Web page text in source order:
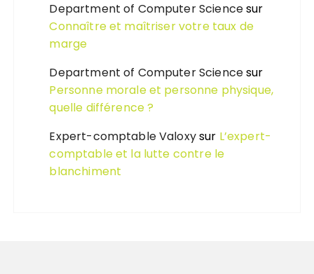
Department of Computer Sciencesur
Connaître et maîtriser votre taux de
marge
Department of Computer Sciencesur
Personne morale et personne physique,
quelle différence ?
Expert-comptable Valoxysur L’expert-
comptable et la lutte contre le
blanchiment